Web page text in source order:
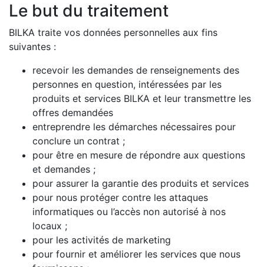
Le but du traitement
BILKA traite vos données personnelles aux fins
suivantes :
recevoir les demandes de renseignements des
personnes en question, intéressées par les
produits et services BILKA et leur transmettre les
offres demandées
entreprendre les démarches nécessaires pour
conclure un contrat ;
pour être en mesure de répondre aux questions
et demandes ;
pour assurer la garantie des produits et services
pour nous protéger contre les attaques
informatiques ou l’accès non autorisé à nos
locaux ;
pour les activités de marketing
pour fournir et améliorer les services que nous